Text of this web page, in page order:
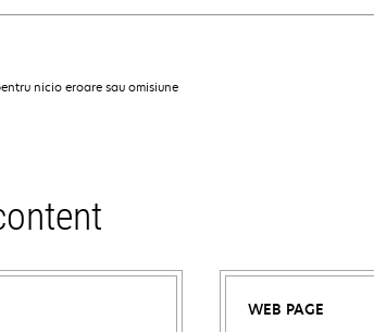
nicio eroare sau omisiune
WEB PAGE